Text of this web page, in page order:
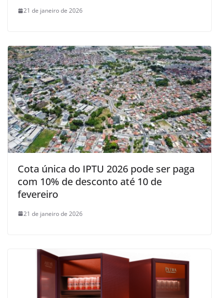
21 de janeiro de 2026
Cota única do IPTU 2026 pode ser paga
com 10% de desconto até 10 de
fevereiro
21 de janeiro de 2026